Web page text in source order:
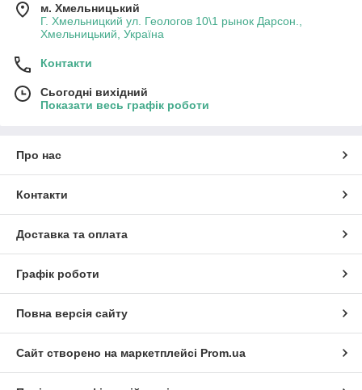
м. Хмельницький
Г. Хмельницкий ул. Геологов 10\1 рынок Дарсон.,
Хмельницький, Україна
Контакти
Сьогодні вихідний
Показати весь графік роботи
Про нас
Контакти
Доставка та оплата
Графік роботи
Повна версія сайту
Сайт створено на маркетплейсі Prom.ua